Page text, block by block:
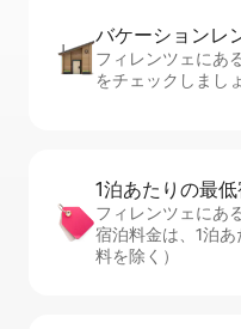
バケーションレ⁠
フィレンツェにあ
をチェックしまし
1泊あたりの最⁠
フィレンツェにあ
宿泊料金は、1泊
料を除く）